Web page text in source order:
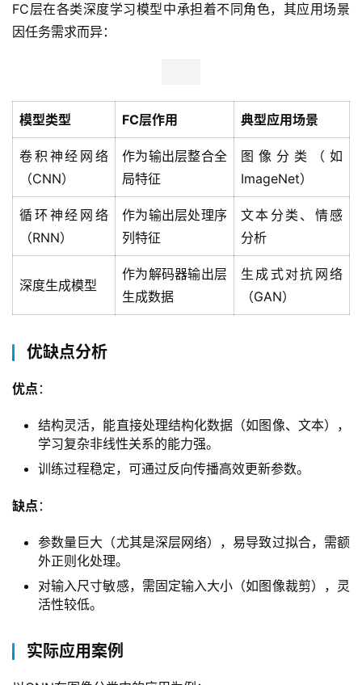
FC层在各类深度学习模型中承担着不同角色，其应用场景
因任务需求而异：
模型类型 FC层作用 典型应用场景
卷积神经网络
（CNN）
作为输出层整合全
局特征
图像分类（如
ImageNet）
循环神经网络
（RNN）
作为输出层处理序
列特征
文本分类、情感
分析
深度生成模型
作为解码器输出层
生成数据
生成式对抗网络
（GAN）
优缺点分析
优点 ：
结构灵活，能直接处理结构化数据（如图像、文本），
学习复杂非线性关系的能力强。
训练过程稳定，可通过反向传播高效更新参数。
缺点 ：
参数量巨大（尤其是深层网络），易导致过拟合，需额
外正则化处理。
对输入尺寸敏感，需固定输入大小（如图像裁剪），灵
活性较低。
实际应用案例